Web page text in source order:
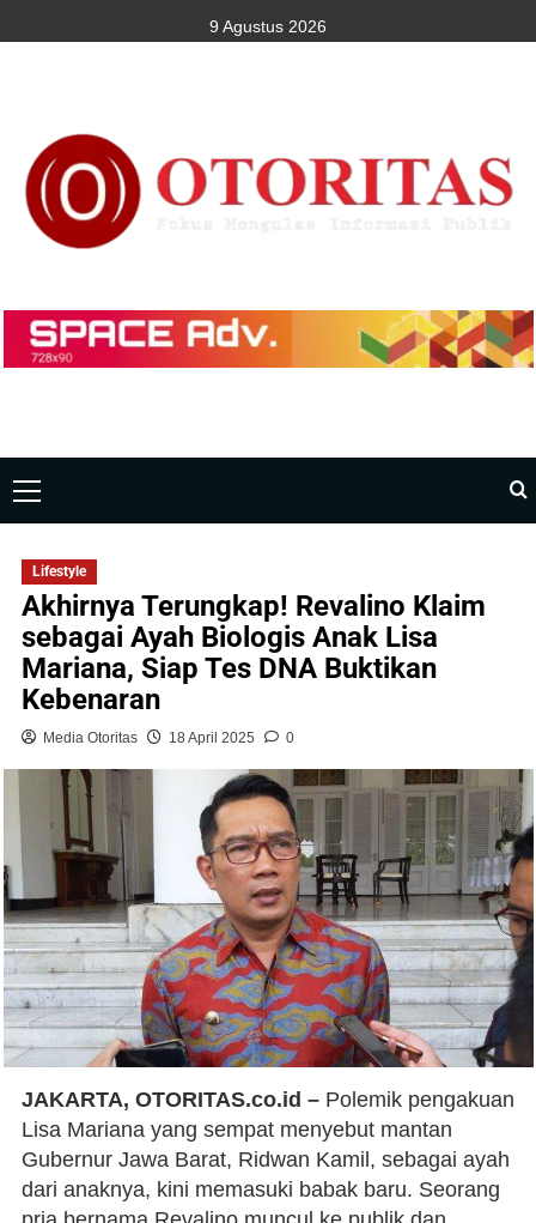
9 Agustus 2026
Lifestyle
Akhirnya Terungkap! Revalino Klaim
sebagai Ayah Biologis Anak Lisa
Mariana, Siap Tes DNA Buktikan
Kebenaran
Media Otoritas 18 April 2025 0
JAKARTA, OTORITAS.co.id –Polemik pengakuan
Lisa Mariana yang sempat menyebut mantan
Gubernur Jawa Barat, Ridwan Kamil, sebagai ayah
dari anaknya, kini memasuki babak baru. Seorang